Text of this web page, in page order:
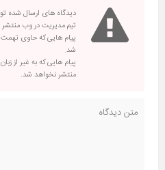
دیدگاه های ارسال شده
تیم مدیریت در وب
پیام هایی که حاوی تهمت
شد.
پیام هایی که به غیر از
منتشر نخواهد شد.